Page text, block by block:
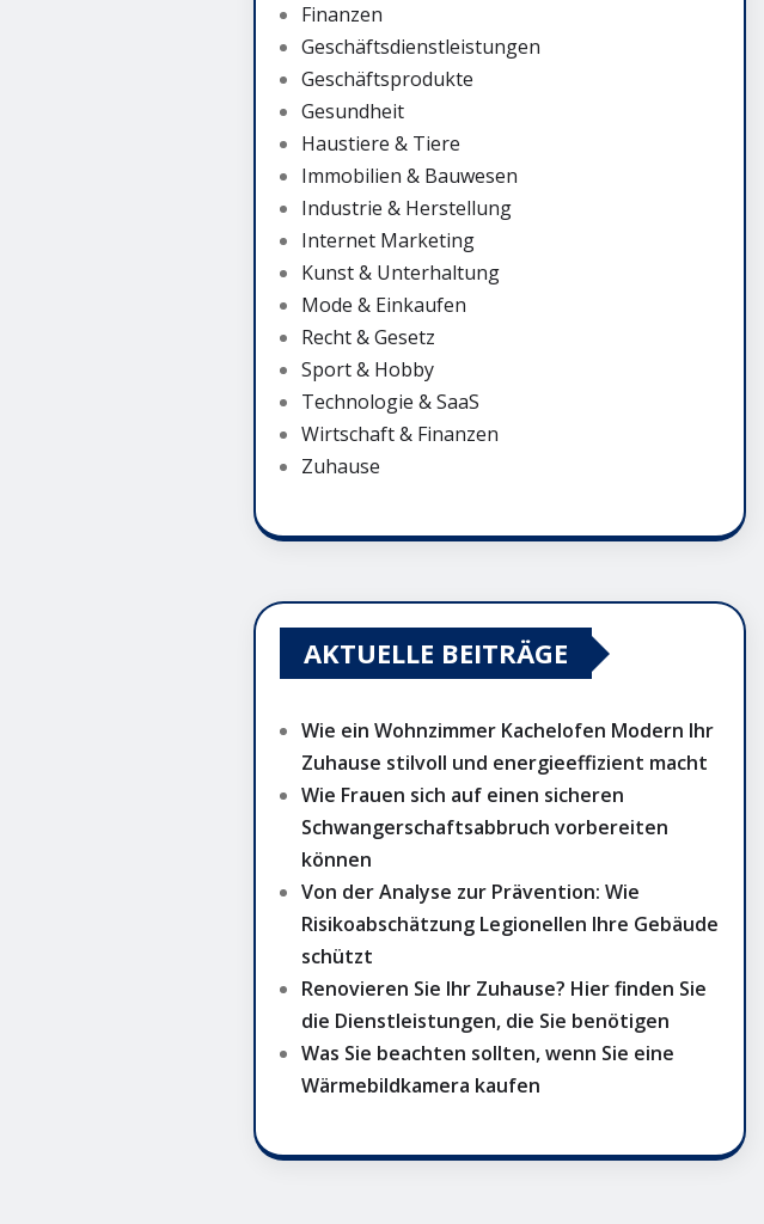
Finanzen
Geschäftsdienstleistungen
Geschäftsprodukte
Gesundheit
Haustiere & Tiere
Immobilien & Bauwesen
Industrie & Herstellung
Internet Marketing
Kunst & Unterhaltung
Mode & Einkaufen
Recht & Gesetz
Sport & Hobby
Technologie & SaaS
Wirtschaft & Finanzen
Zuhause
AKTUELLE BEITRÄGE
Wie ein Wohnzimmer Kachelofen Modern Ihr
Zuhause stilvoll und energieeffizient macht
Wie Frauen sich auf einen sicheren
Schwangerschaftsabbruch vorbereiten
können
Von der Analyse zur Prävention: Wie
Risikoabschätzung Legionellen Ihre Gebäude
schützt
Renovieren Sie Ihr Zuhause? Hier finden Sie
die Dienstleistungen, die Sie benötigen
Was Sie beachten sollten, wenn Sie eine
Wärmebildkamera kaufen